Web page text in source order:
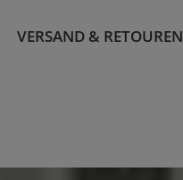
VERSAND & RETOUREN